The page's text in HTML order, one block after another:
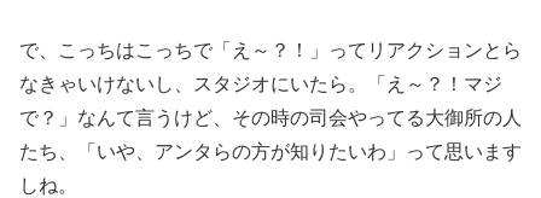
で、こっちはこっちで「え～？！」ってリアクションとら
なきゃいけないし、スタジオにいたら。「え～？！マジ
で？」なんて言うけど、その時の司会やってる大御所の人
たち、「いや、アンタらの方が知りたいわ」って思います
しね。